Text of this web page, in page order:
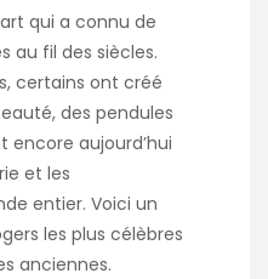
qui a connu de
au fil des siècles.
certains ont créé
des pendules
encore aujourd’hui
et les
entier. Voici un
les plus célèbres
anciennes.